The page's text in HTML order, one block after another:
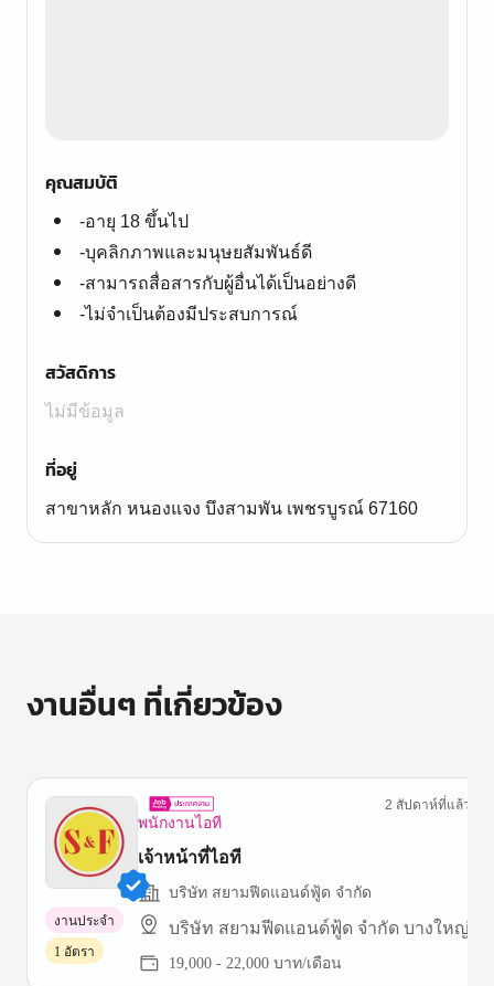
คุณสมบัติ
-อายุ 18 ขึ้นไป
-บุคลิกภาพและมนุษยสัมพันธ์ดี
-สามารถสื่อสารกับผู้อื่นได้เป็นอย่างดี
-ไม่จำเป็นต้องมีประสบการณ์
สวัสดิการ
ไม่มีข้อมูล
ที่อยู่
สาขาหลัก หนองแจง บึงสามพัน เพชรบูรณ์ 67160
งานอื่นๆ ที่เกี่ยวข้อง
พนักงานไอที
2 สัปดาห์ที่แล้ว
เจ้าหน้าที่ไอที
บริษัท สยามฟีดแอนด์ฟู้ด จำกัด
บริษัท สยามฟีดแอนด์ฟู้ด จำกัด บางใหญ่
19,000 - 22,000 บาท/เดือน
งานประจำ
1 อัตรา